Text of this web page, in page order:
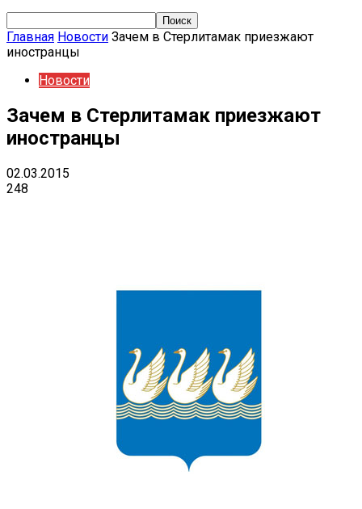
Главная Новости Зачем в Стерлитамак приезжают
иностранцы
Новости
Зачем в Стерлитамак приезжают
иностранцы
02.03.2015
248